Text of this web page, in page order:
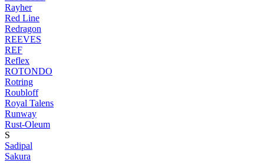
Rayher
Red Line
Redragon
REEVES
REF
Reflex
ROTONDO
Rotring
Roubloff
Royal Talens
Runway
Rust-Oleum
S
Sadipal
Sakura